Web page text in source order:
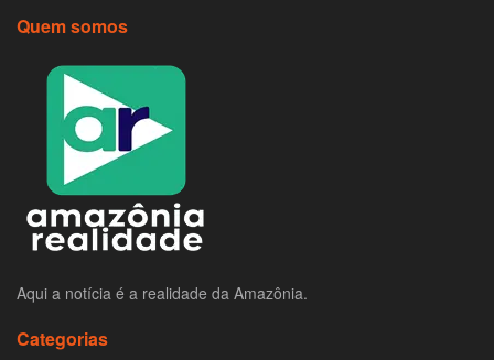
Quem somos
Aqui a notícia é a realidade da Amazônia.
Categorias